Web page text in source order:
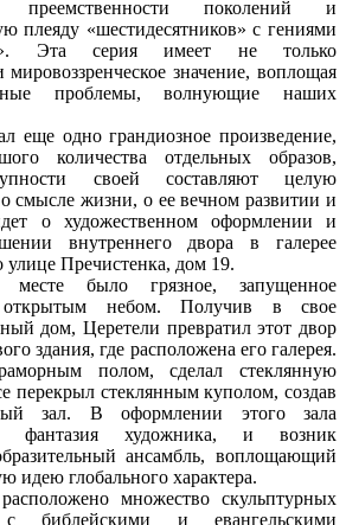
поколений и
плеяду «шестидесятников» с гениями
Эта серия имеет не только
значение, воплощая
проблемы, волнующие наших
еще одно грандиозное произведение,
количества отдельных образов,
своей составляют целую
смысле жизни, о ее вечном развитии и
о художественном оформлении и
внутреннего двора в галерее
улице Пречистенка, дом 19.
было грязное, запущенное
открытым небом. Получив в свое
дом, Церетели превратил этот двор
здания, где расположена его галерея.
полом, сделал стеклянную
перекрыл стеклянным куполом, создав
зал. В оформлении этого зала
фантазия художника, и возник
ансамбль, воплощающий
идею глобального характера.
множество скульптурных
с библейскими и евангельскими